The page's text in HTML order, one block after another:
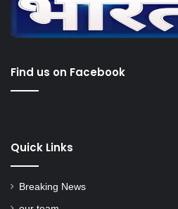
Find us on Facebook
Quick Links
Breaking News